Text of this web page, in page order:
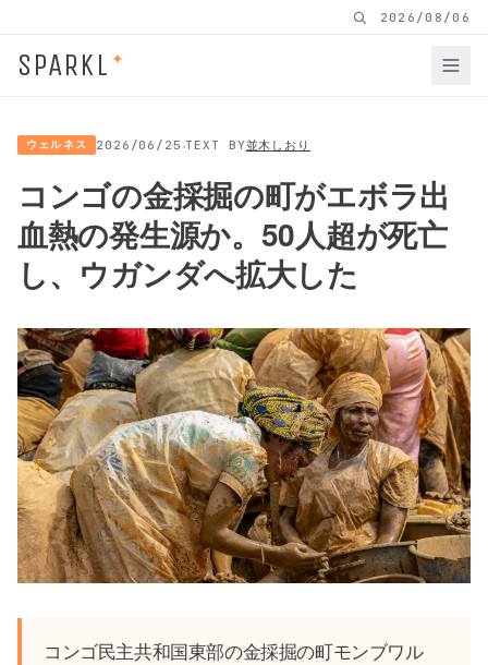
2026/08/06
SPARKL ✦
ウェルネス 2026/06/25 ·TEXT BY並木しおり
コンゴの金採掘の町がエボラ出
血熱の発生源か。50人超が死亡
し、ウガンダへ拡大した
コンゴ民主共和国東部の金採掘の町モンブワル